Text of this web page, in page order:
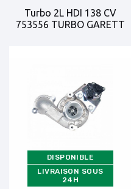
Turbo 2L HDI 138 CV
753556 TURBO GARETT
DISPONIBLE
LIVRAISON SOUS
24H